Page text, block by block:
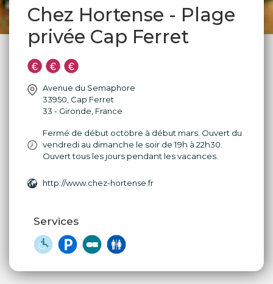
Chez Hortense - Plage
privée Cap Ferret
Avenue du Semaphore
33950 Cap Ferret
33 - Gironde France
Fermé de début octobre à début mars. Ouvert du
vendredi au dimanche le soir de 19h à 22h30.
Ouvert tous les jours pendant les vacances.
http://www.chez-hortense.fr
Services